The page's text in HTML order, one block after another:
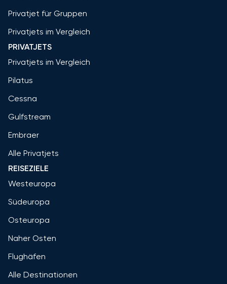
Privatjet für Gruppen
Privatjets im Vergleich
PRIVATJETS
Privatjets im Vergleich
Pilatus
Cessna
Gulfstream
Embraer
Alle Privatjets
REISEZIELE
Westeuropa
Südeuropa
Osteuropa
Naher Osten
Flughäfen
Alle Destinationen